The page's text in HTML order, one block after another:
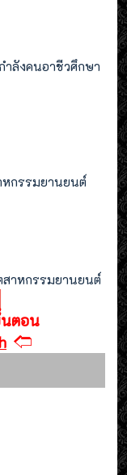
ลังคนอาชีวศึกษา
หกรรมยานยนต์
าหกรรมยานยนต์
ตอน
🢢